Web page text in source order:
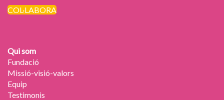
COL·LABORA
Qui som
Fundació
Missió-visió-valors
Equip
Testimonis